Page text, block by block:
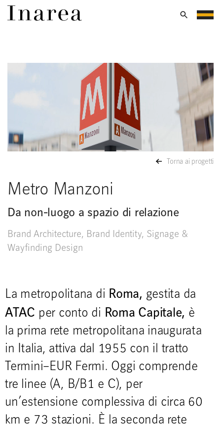
Torna ai progetti
Metro Manzoni
Da non-luogo a spazio di relazione
Brand Architecture, Brand Identity, Signage &
Wayfinding Design
La metropolitana di Roma, gestita da
ATAC per conto di Roma Capitale, è
la prima rete metropolitana inaugurata
in Italia, attiva dal 1955 con il tratto
Termini–EUR Fermi. Oggi comprende
tre linee (A, B/B1 e C), per
un’estensione complessiva di circa 60
km e 73 stazioni. È la seconda rete